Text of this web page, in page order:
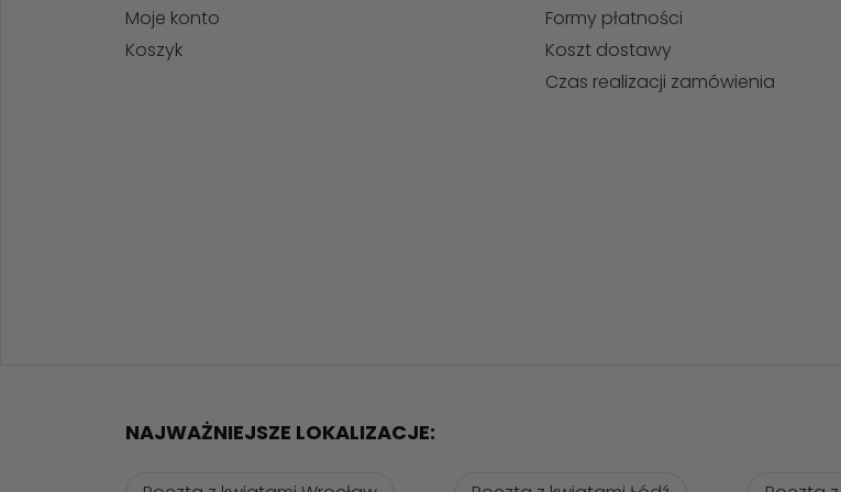
Moje konto
Koszyk
Formy płatności
Koszt dostawy
Czas realizacji zamówienia
NAJWAŻNIEJSZE LOKALIZACJE: